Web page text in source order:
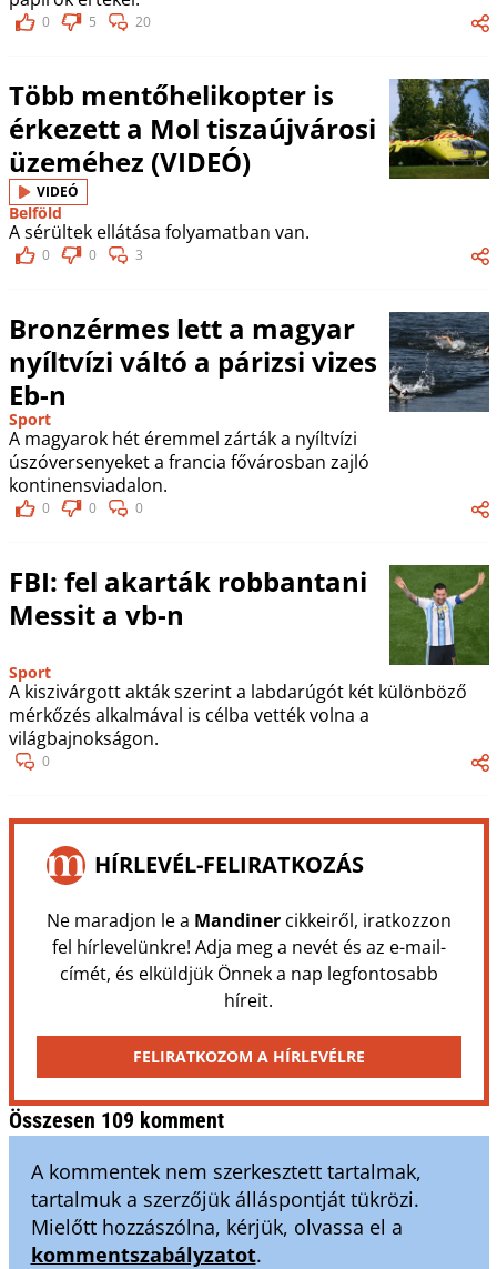
0 5 20
Több mentőhelikopter is
érkezett a Mol tiszaújvárosi
üzeméhez (VIDEÓ)
VIDEÓ
Belföld
A sérültek ellátása folyamatban van.
0 0 3
Bronzérmes lett a magyar
nyíltvízi váltó a párizsi vizes
Eb-n
Sport
A magyarok hét éremmel zárták a nyíltvízi
úszóversenyeket a francia fővárosban zajló
kontinensviadalon.
0 0 0
FBI: fel akarták robbantani
Messit a vb-n
Sport
A kiszivárgott akták szerint a labdarúgót két különböző
mérkőzés alkalmával is célba vették volna a
világbajnokságon.
0
HÍRLEVÉL-FELIRATKOZÁS
Ne maradjon le a Mandinercikkeiről, iratkozzon
fel hírlevelünkre! Adja meg a nevét és az e-mail-
címét, és elküldjük Önnek a nap legfontosabb
híreit.
FELIRATKOZOM A HÍRLEVÉLRE
Összesen 109 komment
A kommentek nem szerkesztett tartalmak,
tartalmuk a szerzőjük álláspontját tükrözi.
Mielőtt hozzászólna, kérjük, olvassa el a
kommentszabályzatot.